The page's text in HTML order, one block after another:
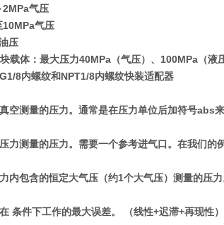
2MPa气压
10MPa气压
压
载体：最大压力40MPa（气压）、100MPa（液
8内螺纹和NPT1/8内螺纹快装适配器
空测量的压力。通常是在压力单位后加符号abs来
力测量的压力。需要一个参考进气口。在我们的
内包含的恒定大气压（约1个大气压）测量的压
条件下工作的最大误差。 （线性+迟滞+再现性